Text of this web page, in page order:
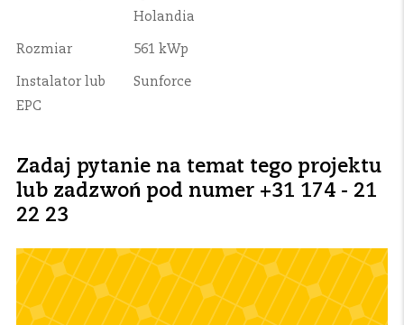
Holandia
Rozmiar 561 kWp
Instalator lub
EPC
Sunforce
Zadaj pytanie na temat tego projektu
lub zadzwoń pod numer +31 174 - 21
22 23